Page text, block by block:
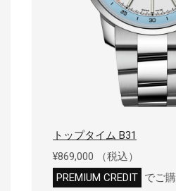
トップタイム B31
¥869,000 （税込）
PREMIUM CREDIT でご